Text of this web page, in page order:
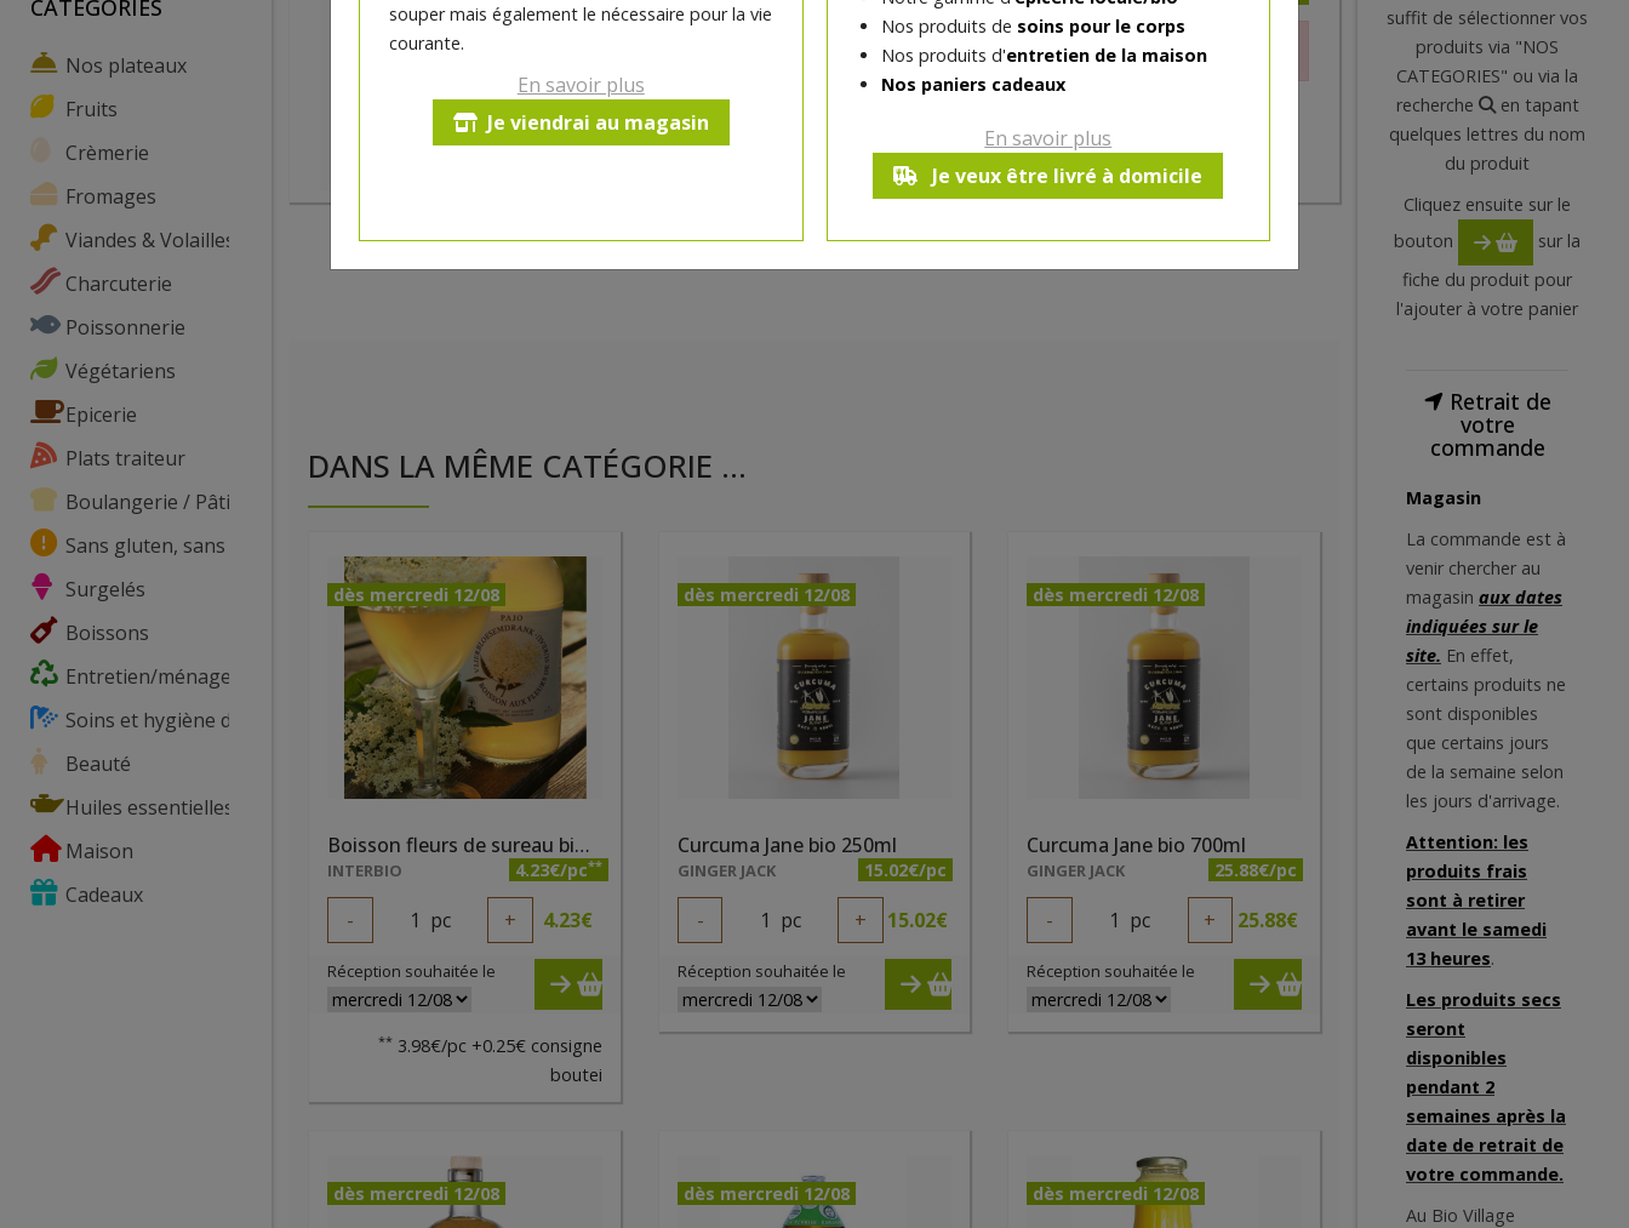
CATEGORIES
Nos plateaux
Fruits
Crèmerie
Fromages
Viandes & Volailles
Charcuterie
Poissonnerie
Végétariens
Epicerie
Plats traiteur
Boulangerie / Pâtisserie
Sans gluten, sans lactose, ...
Surgelés
Boissons
Entretien/ménage
Soins et hygiène du corps
Beauté
Huiles essentielles
Maison
Cadeaux
souper mais également le nécessaire pour la vie
courante.
En savoir plus
Je viendrai au magasin
Nos produits de soins pour le corps
Nos produits d'entretien de la maison
Nos paniers cadeaux
En savoir plus
Je veux être livré à domicile
Ce produit est indisponible pour le moment.
DANS LA MÊME CATÉGORIE ...
dès mercredi 12/08
Boisson fleurs de sureau bio Pajottenlander 1l
INTERBIO 4.23€/pc**
- 1 pc + 4.23€
Réception souhaitée le
** 3.98€/pc +0.25€ consigne
boutei
dès mercredi 12/08
Curcuma Jane bio 250ml
GINGER JACK 15.02€/pc
- 1 pc + 15.02€
Réception souhaitée le
dès mercredi 12/08
Curcuma Jane bio 700ml
GINGER JACK 25.88€/pc
- 1 pc + 25.88€
Réception souhaitée le
dès mercredi 12/08 dès mercredi 12/08 dès mercredi 12/08
suffit de sélectionner vos
produits via "NOS
CATEGORIES" ou via la
recherche
en tapant
quelques lettres du nom
du produit
Cliquez ensuite sur le
bouton
sur la
fiche du produit pour
l'ajouter à votre panier
Retrait de
votre
commande
Magasin
La commande est à
venir chercher au
magasin aux dates
indiquées sur le
site. En effet,
certains produits ne
sont disponibles
que certains jours
de la semaine selon
les jours d'arrivage.
Attention: les
produits frais
sont à retirer
avant le samedi
13 heures.
Les produits secs
seront
disponibles
pendant 2
semaines après la
date de retrait de
votre commande.
Au Bio Village